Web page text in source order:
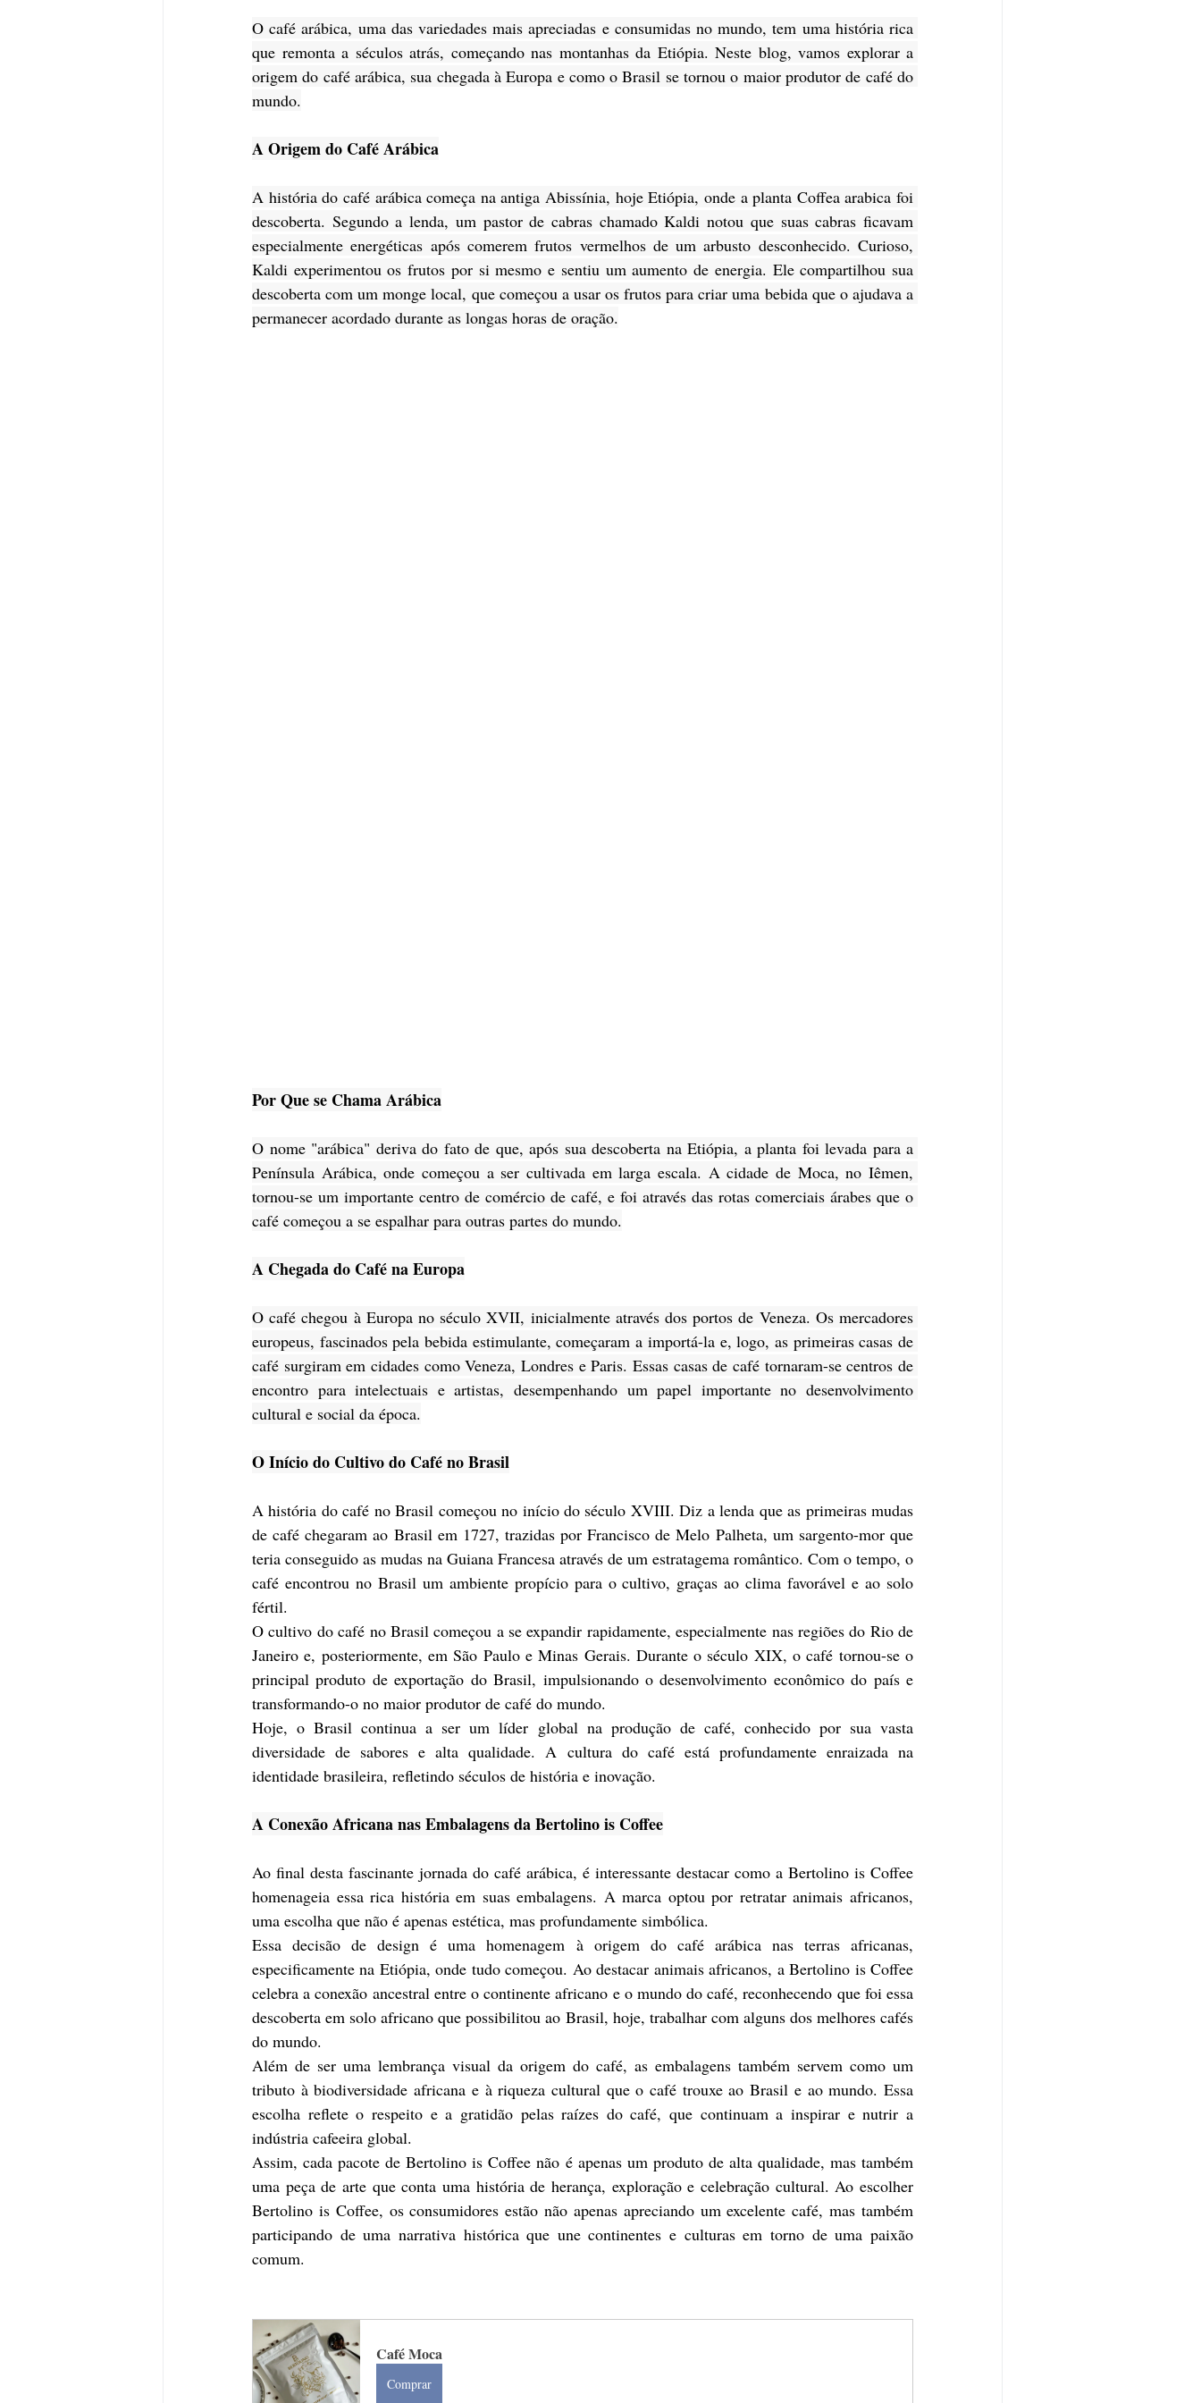
O café arábica, uma das variedades mais apreciadas e consumidas no mundo, tem uma história rica
que remonta a séculos atrás, começando nas montanhas da Etiópia. Neste blog, vamos explorar a
origem do café arábica, sua chegada à Europa e como o Brasil se tornou o maior produtor de café do
mundo.
A Origem do Café Arábica
A história do café arábica começa na antiga Abissínia, hoje Etiópia, onde a planta Coffea arabica foi
descoberta. Segundo a lenda, um pastor de cabras chamado Kaldi notou que suas cabras ficavam
especialmente energéticas após comerem frutos vermelhos de um arbusto desconhecido. Curioso,
Kaldi experimentou os frutos por si mesmo e sentiu um aumento de energia. Ele compartilhou sua
descoberta com um monge local, que começou a usar os frutos para criar uma bebida que o ajudava a
permanecer acordado durante as longas horas de oração.
Por Que se Chama Arábica
O nome "arábica" deriva do fato de que, após sua descoberta na Etiópia, a planta foi levada para a
Península Arábica, onde começou a ser cultivada em larga escala. A cidade de Moca, no Iêmen,
tornou-se um importante centro de comércio de café, e foi através das rotas comerciais árabes que o
café começou a se espalhar para outras partes do mundo.
A Chegada do Café na Europa
O café chegou à Europa no século XVII, inicialmente através dos portos de Veneza. Os mercadores
europeus, fascinados pela bebida estimulante, começaram a importá-la e, logo, as primeiras casas de
café surgiram em cidades como Veneza, Londres e Paris. Essas casas de café tornaram-se centros de
encontro para intelectuais e artistas, desempenhando um papel importante no desenvolvimento
cultural e social da época.
O Início do Cultivo do Café no Brasil
A história do café no Brasil começou no início do século XVIII. Diz a lenda que as primeiras mudas
de café chegaram ao Brasil em 1727, trazidas por Francisco de Melo Palheta, um sargento-mor que
teria conseguido as mudas na Guiana Francesa através de um estratagema romântico. Com o tempo, o
café encontrou no Brasil um ambiente propício para o cultivo, graças ao clima favorável e ao solo
fértil.
O cultivo do café no Brasil começou a se expandir rapidamente, especialmente nas regiões do Rio de
Janeiro e, posteriormente, em São Paulo e Minas Gerais. Durante o século XIX, o café tornou-se o
principal produto de exportação do Brasil, impulsionando o desenvolvimento econômico do país e
transformando-o no maior produtor de café do mundo.
Hoje, o Brasil continua a ser um líder global na produção de café, conhecido por sua vasta
diversidade de sabores e alta qualidade. A cultura do café está profundamente enraizada na
identidade brasileira, refletindo séculos de história e inovação.
A Conexão Africana nas Embalagens da Bertolino is Coffee
Ao final desta fascinante jornada do café arábica, é interessante destacar como a Bertolino is Coffee
homenageia essa rica história em suas embalagens. A marca optou por retratar animais africanos,
uma escolha que não é apenas estética, mas profundamente simbólica.
Essa decisão de design é uma homenagem à origem do café arábica nas terras africanas,
especificamente na Etiópia, onde tudo começou. Ao destacar animais africanos, a Bertolino is Coffee
celebra a conexão ancestral entre o continente africano e o mundo do café, reconhecendo que foi essa
descoberta em solo africano que possibilitou ao Brasil, hoje, trabalhar com alguns dos melhores cafés
do mundo.
Além de ser uma lembrança visual da origem do café, as embalagens também servem como um
tributo à biodiversidade africana e à riqueza cultural que o café trouxe ao Brasil e ao mundo. Essa
escolha reflete o respeito e a gratidão pelas raízes do café, que continuam a inspirar e nutrir a
indústria cafeeira global.
Assim, cada pacote de Bertolino is Coffee não é apenas um produto de alta qualidade, mas também
uma peça de arte que conta uma história de herança, exploração e celebração cultural. Ao escolher
Bertolino is Coffee, os consumidores estão não apenas apreciando um excelente café, mas também
participando de uma narrativa histórica que une continentes e culturas em torno de uma paixão
comum.
Café Moca
Comprar